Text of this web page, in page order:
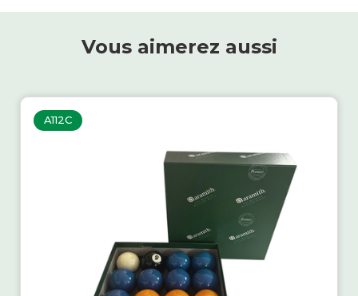
Vous aimerez aussi
A112C